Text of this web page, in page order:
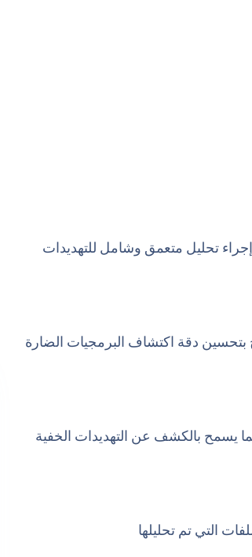
تحليل متعمق وشامل للتهديدات
بتحسين دقة اكتشاف البرمجيات الضارة
يسمح بالكشف عن التهديدات الخفية
التي تم تحليلها